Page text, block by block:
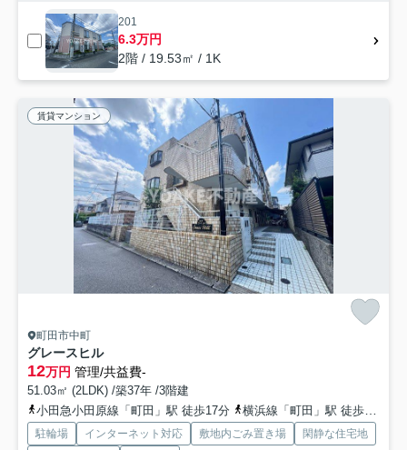
201
6.3万円
2階 / 19.53㎡ / 1K
賃貸マンション
町田市中町
グレースヒル
12万円 管理/共益費-
51.03㎡ (2LDK) /築37年 /3階建
小田急小田原線「町田」駅 徒歩17分
横浜線「町田」駅 徒歩20分
駐輪場 インターネット対応 敷地内ごみ置き場
閑静な住宅地